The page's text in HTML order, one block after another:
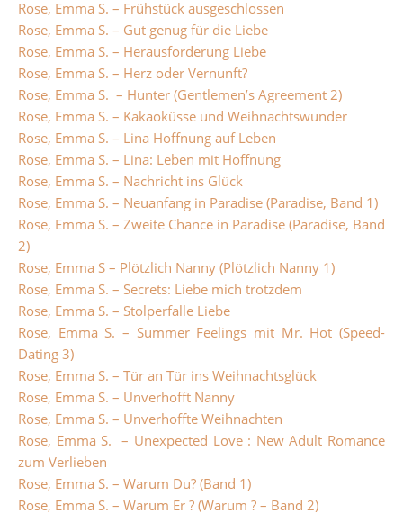
Rose, Emma S. – Frühstück ausgeschlossen
Rose, Emma S. – Gut genug für die Liebe
Rose, Emma S. – Herausforderung Liebe
Rose, Emma S. – Herz oder Vernunft?
Rose, Emma S. – Hunter (Gentlemen’s Agreement 2)
Rose, Emma S. – Kakaoküsse und Weihnachtswunder
Rose, Emma S. – Lina Hoffnung auf Leben
Rose, Emma S. – Lina: Leben mit Hoffnung
Rose, Emma S. – Nachricht ins Glück
Rose, Emma S. – Neuanfang in Paradise (Paradise, Band 1)
Rose, Emma S. – Zweite Chance in Paradise (Paradise, Band
2)
Rose, Emma S – Plötzlich Nanny (Plötzlich Nanny 1)
Rose, Emma S. – Secrets: Liebe mich trotzdem
Rose, Emma S. – Stolperfalle Liebe
Rose, Emma S. – Summer Feelings mit Mr. Hot (Speed-
Dating 3)
Rose, Emma S. – Tür an Tür ins Weihnachtsglück
Rose, Emma S. – Unverhofft Nanny
Rose, Emma S. – Unverhoffte Weihnachten
Rose, Emma S. – Unexpected Love : New Adult Romance
zum Verlieben
Rose, Emma S. – Warum Du? (Band 1)
Rose, Emma S. – Warum Er ? (Warum ? – Band 2)